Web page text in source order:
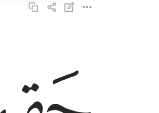
حَقِيقٌ عَلَىٰٓ أَن لَّآ أَقُولَ عَلَى